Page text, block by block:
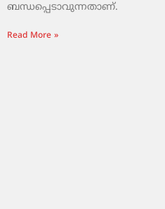
ബന്ധപ്പെടാവുന്നതാണ്.
Read More »